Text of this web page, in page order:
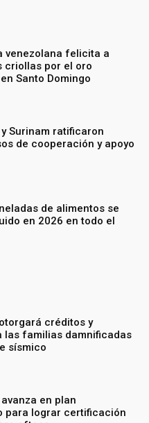
venezolana felicita a
criollas por el oro
Santo Domingo
Surinam ratificaron
de cooperación y apoyo
de alimentos se
en 2026 en todo el
créditos y
las familias damnificadas
sísmico
en plan
para lograr certificación